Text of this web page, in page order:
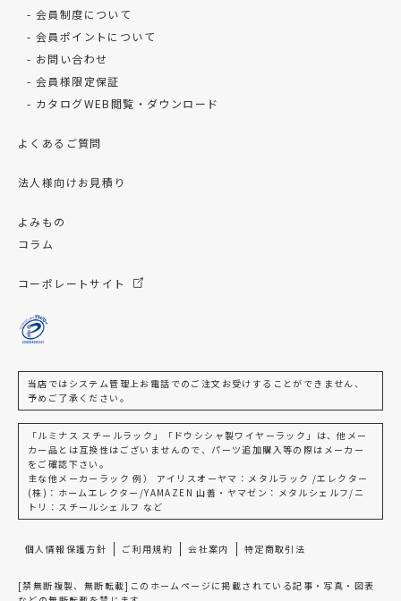
会員制度について
会員ポイントについて
お問い合わせ
会員様限定保証
カタログWEB閲覧・ダウンロード
よくあるご質問
法人様向けお見積り
よみもの
コラム
コーポレートサイト
当店ではシステム管理上お電話でのご注文お受けすることができません、
予めご了承ください。
「ルミナス スチールラック」「ドウシシャ製ワイヤーラック」は、他メー
カー品とは互換性はございませんので、パーツ追加購入等の際はメーカー
をご確認下さい。
主な他メーカーラック 例） アイリスオーヤマ：メタルラック /エレクター
(株)：ホームエレクター/YAMAZEN 山善・ヤマゼン：メタルシェルフ/ニ
トリ：スチールシェルフ など
個人情報保護方針 ご利用規約 会社案内 特定商取引法
[禁無断複製、無断転載]このホームページに掲載されている記事・写真・図表